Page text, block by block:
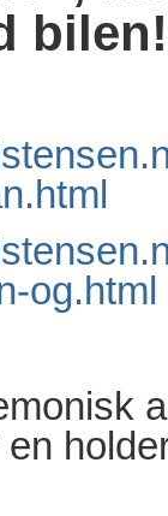
bilen!
og.html